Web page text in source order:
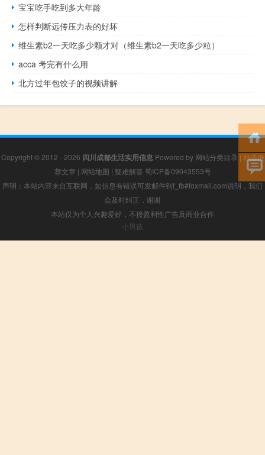
宝宝吃手吃到多大年龄
怎样判断远传压力表的好坏
维生素b2一天吃多少颗才对（维生素b2一天吃多少粒）
acca 考完有什么用
北方过年包饺子的视频讲解
Copyright © 2012 - 2026 四川成都生活实用信息 Powered by 网站分类目录 | 精选推
荐文章 | 网站地图 | 疑难解答 蜀ICP备09043553号
声明：本站内容来自互联网，如信息有错误可发邮件到f_fb#foxmail.com说明，我们
会及时纠正，谢谢
本站仅为个人兴趣爱好，不接盈利性广告及商业合作
小男孩